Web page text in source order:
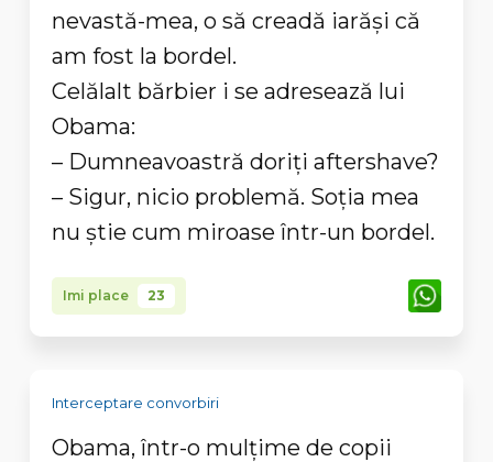
nevastă-mea, o să creadă iarăşi că
am fost la bordel.
Celălalt bărbier i se adresează lui
Obama:
– Dumneavoastră doriţi aftershave?
– Sigur, nicio problemă. Soţia mea
nu ştie cum miroase într-un bordel.
Imi place 23
Interceptare convorbiri
Obama, într-o mulţime de copii